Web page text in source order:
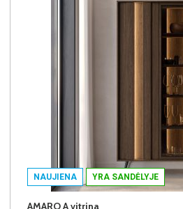
NAUJIENA YRA SANDĖLYJE
AMARO A vitrina